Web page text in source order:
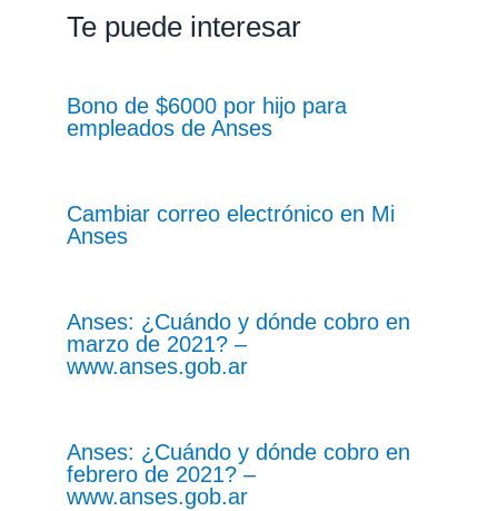
Te puede interesar
Bono de $6000 por hijo para
empleados de Anses
Cambiar correo electrónico en Mi
Anses
Anses: ¿Cuándo y dónde cobro en
marzo de 2021? –
www.anses.gob.ar
Anses: ¿Cuándo y dónde cobro en
febrero de 2021? –
www.anses.gob.ar